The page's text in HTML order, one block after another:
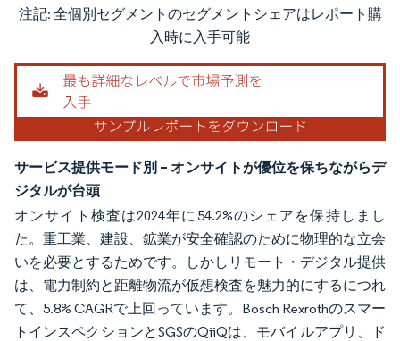
画像 © Mordor Intelligence。再利用にはCC BY 4.0の表示が必要です。
注記: 全個別セグメントのセグメントシェアはレポート購
入時に入手可能
サービス提供モード別 – オンサイトが優位を保ちながらデ
ジタルが台頭
オンサイト検査は2024年に54.2%のシェアを保持しまし
た。重工業、建設、鉱業が安全確認のために物理的な立会
いを必要とするためです。しかしリモート・デジタル提供
は、電力制約と距離物流が仮想検査を魅力的にするにつれ
て、5.8% CAGRで上回っています。Bosch Rexrothのスマー
トインスペクションとSGSのQiiQは、モバイルアプリ、ド